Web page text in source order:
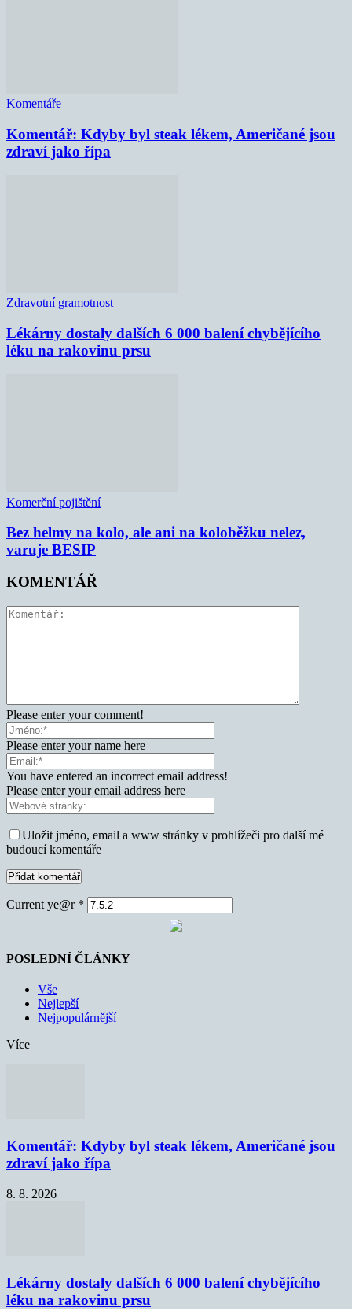
Komentáře
Komentář: Kdyby byl steak lékem, Američané jsou
zdraví jako řípa
Zdravotní gramotnost
Lékárny dostaly dalších 6 000 balení chybějícího
léku na rakovinu prsu
Komerční pojištění
Bez helmy na kolo, ale ani na koloběžku nelez,
varuje BESIP
KOMENTÁŘ
Please enter your comment!
Please enter your name here
You have entered an incorrect email address!
Please enter your email address here
Uložit jméno, email a www stránky v prohlížeči pro další mé
budoucí komentáře
Current ye@r *
POSLEDNÍ ČLÁNKY
Vše
Nejlepší
Nejpopulárnější
Více
Komentář: Kdyby byl steak lékem, Američané jsou
zdraví jako řípa
8. 8. 2026
Lékárny dostaly dalších 6 000 balení chybějícího
léku na rakovinu prsu